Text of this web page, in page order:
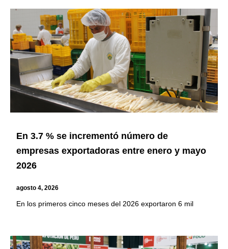
En 3.7 % se incrementó número de
empresas exportadoras entre enero y mayo
2026
agosto 4, 2026
En los primeros cinco meses del 2026 exportaron 6 mil